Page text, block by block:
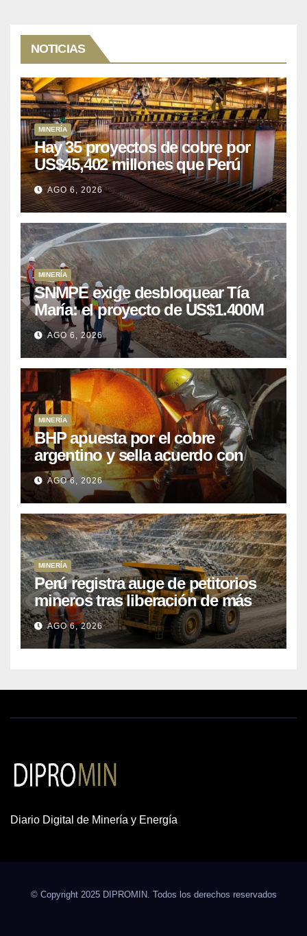
NOTICIAS
MINERÍA
Hay 35 proyectos de cobre por
US$45,402 millones que Perú
puede aprovechar
AGO 6, 2026
MINERÍA
SNMPE exige desbloquear Tía
María: el proyecto de US$1.400M
que Perú lleva 15 años
posponiendo
AGO 6, 2026
MINERÍA
BHP apuesta por el cobre
argentino y sella acuerdo con
Kobrea para siete proyecto
AGO 6, 2026
MINERÍA
Perú registra auge de petitorios
mineros tras liberación de más
de mil concesiones para explorar
cobre y oro
AGO 6, 2026
Diario Digital de Minería y Energía
© Copyright 2025 DIPROMIN. Todos los derechos reservados